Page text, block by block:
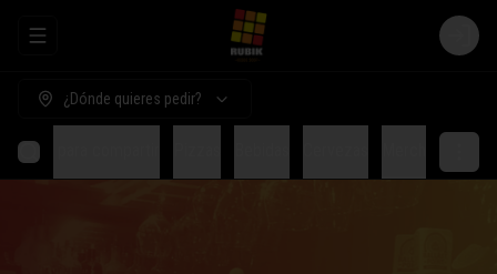
Abrir menu de navegación Login
¿Dónde quieres pedir?
Comida para compartir